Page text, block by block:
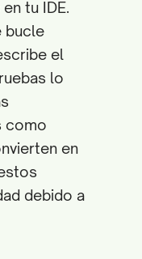
tu IDE.
bucle
el
lo
como
en
debido a